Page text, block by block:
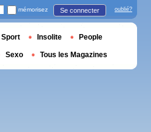
mémorisez Se connecter oublié?
Sport Insolite People
Sexo Tous les Magazines